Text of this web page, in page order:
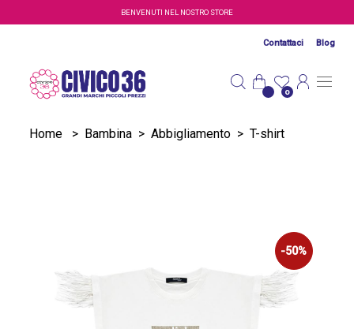
Salta al contenuto principaleBENVENUTI NEL NOSTRO STORE
Contattaci Blog
0
Home > Bambina > Abbigliamento > T-shirt
-50%